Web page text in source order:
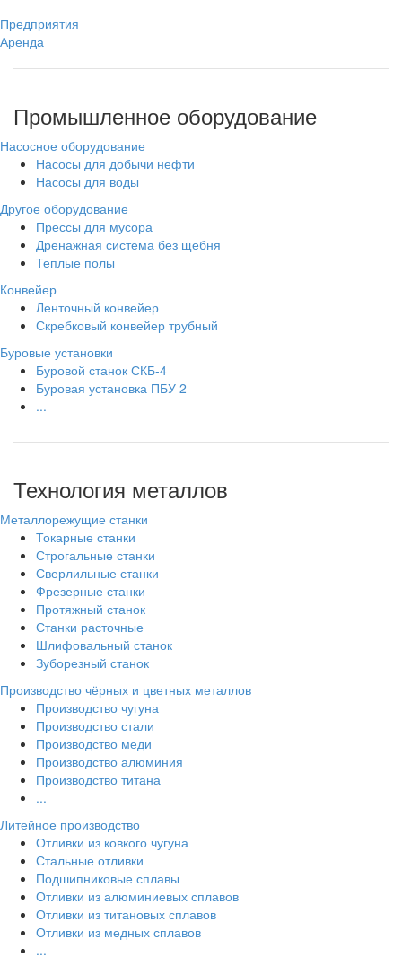
Предприятия
Аренда
Промышленное оборудование
Насосное оборудование
Насосы для добычи нефти
Насосы для воды
Другое оборудование
Прессы для мусора
Дренажная система без щебня
Теплые полы
Конвейер
Ленточный конвейер
Скребковый конвейер трубный
Буровые установки
Буровой станок СКБ-4
Буровая установка ПБУ 2
...
Технология металлов
Металлорежущие станки
Токарные станки
Строгальные станки
Сверлильные станки
Фрезерные станки
Протяжный станок
Станки расточные
Шлифовальный станок
Зуборезный станок
Производство чёрных и цветных металлов
Производство чугуна
Производство стали
Производство меди
Производство алюминия
Производство титана
...
Литейное производство
Отливки из ковкого чугуна
Стальные отливки
Подшипниковые сплавы
Отливки из алюминиевых сплавов
Отливки из титановых сплавов
Отливки из медных сплавов
...